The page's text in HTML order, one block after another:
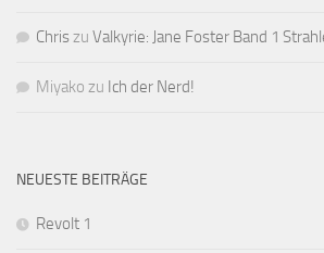
Chriszu Valkyrie: Jane Foster Band 1
Miyako zu Ich der Nerd!
NEUESTE BEITRÄGE
Revolt 1